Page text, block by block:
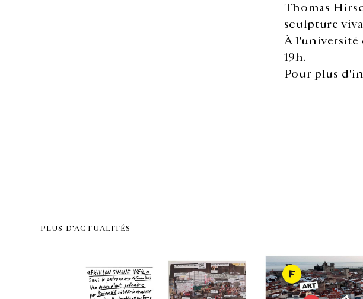
Thomas
sculpture
À l'université
19h.
Pour plus
PLUS D'ACTUALITÉS